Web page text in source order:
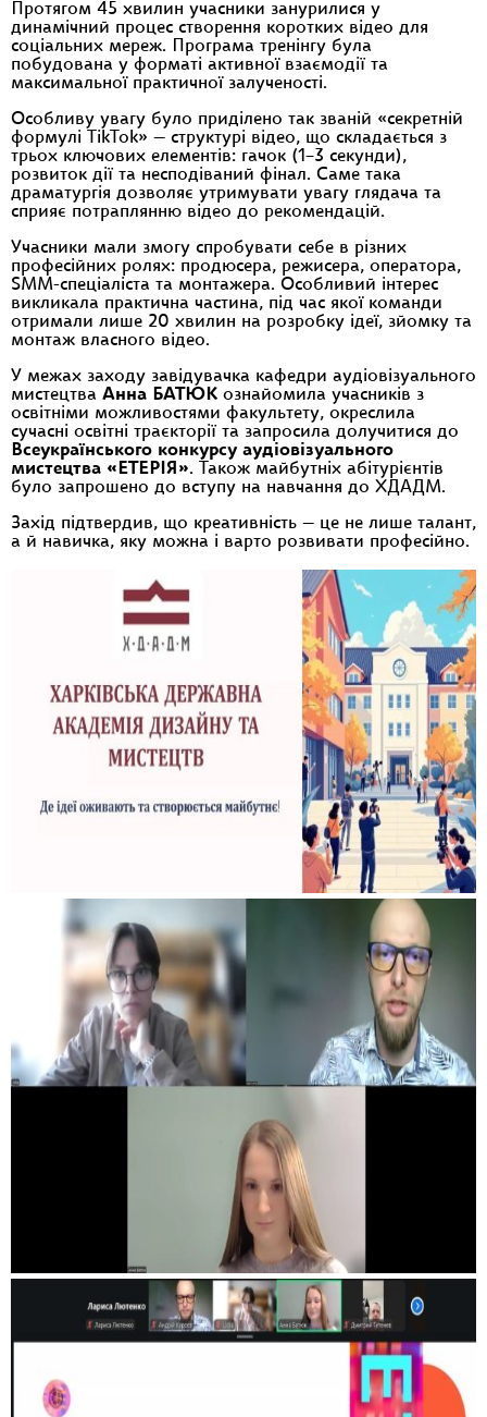
Протягом 45 хвилин учасники занурилися у
динамічний процес створення коротких відео для
соціальних мереж. Програма тренінгу була
побудована у форматі активної взаємодії та
максимальної практичної залученості.
Особливу увагу було приділено так званій «секретній
формулі TikTok» — структурі відео, що складається з
трьох ключових елементів: гачок (1–3 секунди),
розвиток дії та несподіваний фінал. Саме така
драматургія дозволяє утримувати увагу глядача та
сприяє потраплянню відео до рекомендацій.
Учасники мали змогу спробувати себе в різних
професійних ролях: продюсера, режисера, оператора,
SMM-спеціаліста та монтажера. Особливий інтерес
викликала практична частина, під час якої команди
отримали лише 20 хвилин на розробку ідеї, зйомку та
монтаж власного відео.
У межах заходу завідувачка кафедри аудіовізуального
мистецтва Анна БАТЮК ознайомила учасників з
освітніми можливостями факультету, окреслила
сучасні освітні траєкторії та запросила долучитися до
Всеукраїнського конкурсу аудіовізуального
мистецтва «ЕТЕРІЯ». Також майбутніх абітурієнтів
було запрошено до вступу на навчання до ХДАДМ.
Захід підтвердив, що креативність — це не лише талант,
а й навичка, яку можна і варто розвивати професійно.